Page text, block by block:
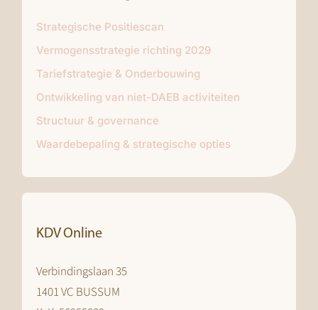
Strategische Positiescan
Vermogensstrategie richting 2029
Tariefstrategie & Onderbouwing
Ontwikkeling van niet-DAEB activiteiten
Structuur & governance
Waardebepaling & strategische opties
KDV Online
Verbindingslaan 35
1401 VC BUSSUM